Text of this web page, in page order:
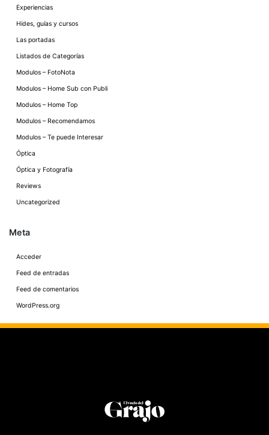
Experiencias
Hides, guías y cursos
Las portadas
Listados de Categorías
Modulos – FotoNota
Modulos – Home Sub con Publi
Modulos – Home Top
Modulos – Recomendamos
Modulos – Te puede Interesar
Óptica
Óptica y Fotografía
Reviews
Uncategorized
Meta
Acceder
Feed de entradas
Feed de comentarios
WordPress.org